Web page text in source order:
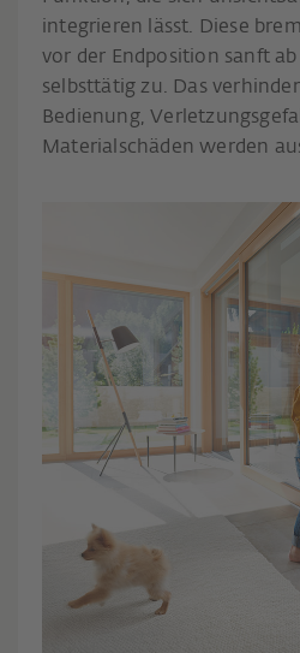
integrieren lässt. Diese
vor der Endposition sanft
selbsttätig zu. Das
Bedienung,
Materialschäden werden